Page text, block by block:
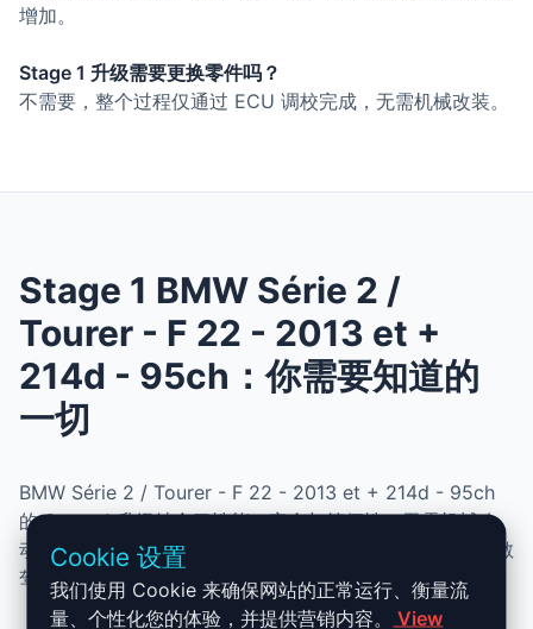
增加。
Stage 1 升级需要更换零件吗？
不需要，整个过程仅通过 ECU 调校完成，无需机械改装。
Stage 1 BMW Série 2 /
Tourer - F 22 - 2013 et +
214d - 95ch：你需要知道的
一切
BMW Série 2 / Tourer - F 22 - 2013 et + 214d - 95ch
的 Stage 1 升级结合了性能、安全与简便性。无需机械改
动，即可提升动力、扭矩并优化油耗。非常适合追求更灵敏
驾驶体验且希望保持原厂可靠性的车主。
Cookie 设置
我们使用 Cookie 来确保网站的正常运行、衡量流
量、个性化您的体验，并提供营销内容。
View